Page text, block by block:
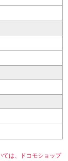
ては、ドコモショップ